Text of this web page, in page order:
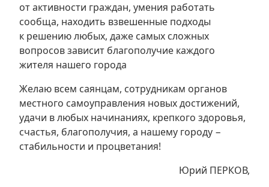
от активности граждан, умения работать
сообща, находить взвешенные подходы
к решению любых, даже самых сложных
вопросов зависит благополучие каждого
жителя нашего города
Желаю всем саянцам, сотрудникам органов
местного самоуправления новых достижений,
удачи в любых начинаниях, крепкого здоровья,
счастья, благополучия, а нашему городу −
стабильности и процветания!
Юрий ПЕРКОВ,